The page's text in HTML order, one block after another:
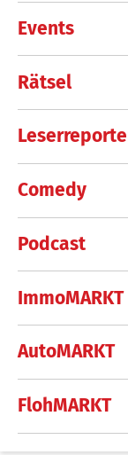
Events
Rätsel
Comedy
Podcast
ImmoMARKT
AutoMARKT
FlohMARKT